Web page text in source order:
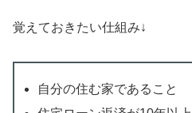
覚えておきたい仕組み↓
自分の住む家であること